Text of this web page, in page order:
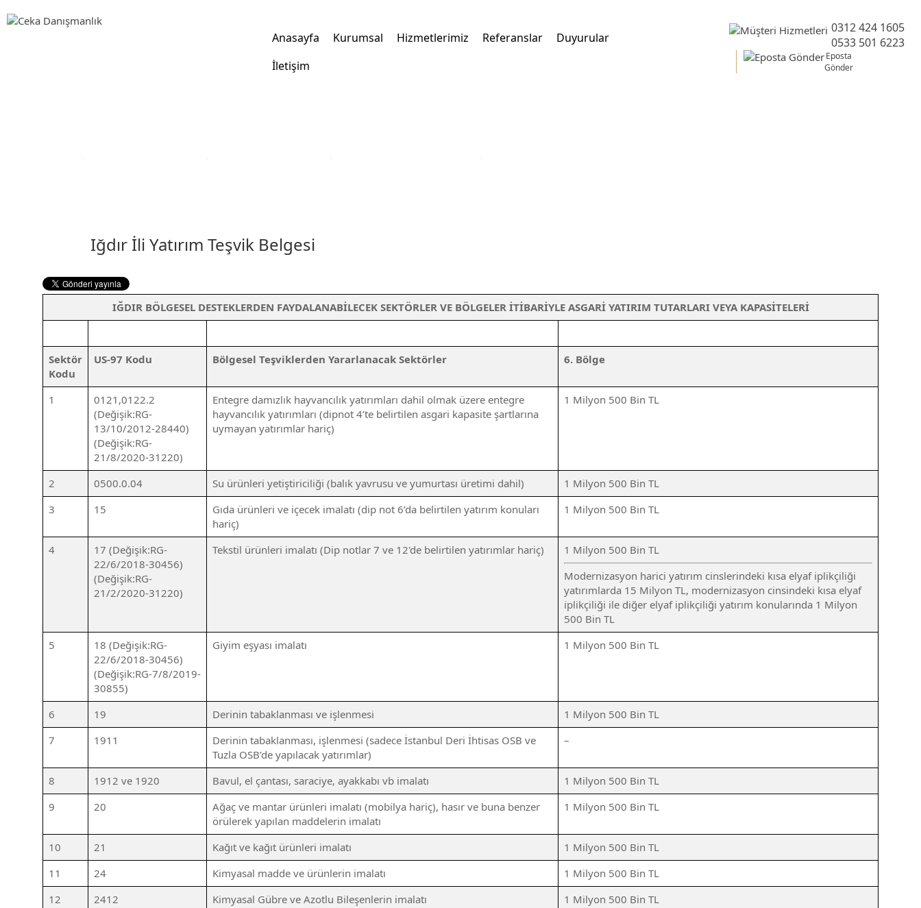
Anasayfa Kurumsal Hizmetlerimiz Referanslar
Duyurular
İletişim
0312 424 1605
0533 501 6223
Eposta
Gönder
Iğdır İli Yatırım Teşvik Belgesi
IĞDIR BÖLGESEL DESTEKLERDEN FAYDALANABİLECEK SEKTÖRLER VE BÖLGELER İTİBARİYLE ASGARİ YATIRIM TUTARLARI VEYA KAPASİTELERİ
Sektör
Kodu
US-97 Kodu Bölgesel Teşviklerden Yararlanacak Sektörler 6. Bölge
1
0121,0122.2
(Değişik:RG-
13/10/2012-28440)
(Değişik:RG-
21/8/2020-31220)
Entegre damızlık hayvancılık yatırımları dahil olmak üzere entegre
hayvancılık yatırımları (dipnot 4’te belirtilen asgari kapasite şartlarına
uymayan yatırımlar hariç)
1 Milyon 500 Bin TL
2 0500.0.04 Su ürünleri yetiştiriciliği (balık yavrusu ve yumurtası üretimi dahil)
1 Milyon 500 Bin TL
3
15
Gıda ürünleri ve içecek imalatı (dip not 6’da belirtilen yatırım konuları
hariç)
1 Milyon 500 Bin TL
4
17 (Değişik:RG-
22/6/2018-30456)
(Değişik:RG-
21/2/2020-31220)
Tekstil ürünleri imalatı (Dip notlar 7 ve 12'de belirtilen yatırımlar hariç)
1 Milyon 500 Bin TL
Modernizasyon harici yatırım cinslerindeki kısa elyaf iplikçiliği
yatırımlarda 15 Milyon TL, modernizasyon cinsindeki kısa elyaf
iplikçiliği ile diğer elyaf iplikçiliği yatırım konularında 1 Milyon
500 Bin TL
5
18 (Değişik:RG-
22/6/2018-30456)
(Değişik:RG-7/8/2019-
30855)
Giyim eşyası imalatı 1 Milyon 500 Bin TL
6 19 Derinin tabaklanması ve işlenmesi
1 Milyon 500 Bin TL
7
1911
Derinin tabaklanması, işlenmesi (sadece İstanbul Deri İhtisas OSB ve
Tuzla OSB’de yapılacak yatırımlar)
–
8 1912 ve 1920 Bavul, el çantası, saraciye, ayakkabı vb imalatı
1 Milyon 500 Bin TL
9
20
Ağaç ve mantar ürünleri imalatı (mobilya hariç), hasır ve buna benzer
örülerek yapılan maddelerin imalatı
1 Milyon 500 Bin TL
10 21 Kağıt ve kağıt ürünleri imalatı
1 Milyon 500 Bin TL
11
24 Kimyasal madde ve ürünlerin imalatı
1 Milyon 500 Bin TL
12
2412 Kimyasal Gübre ve Azotlu Bileşenlerin imalatı
1 Milyon 500 Bin TL